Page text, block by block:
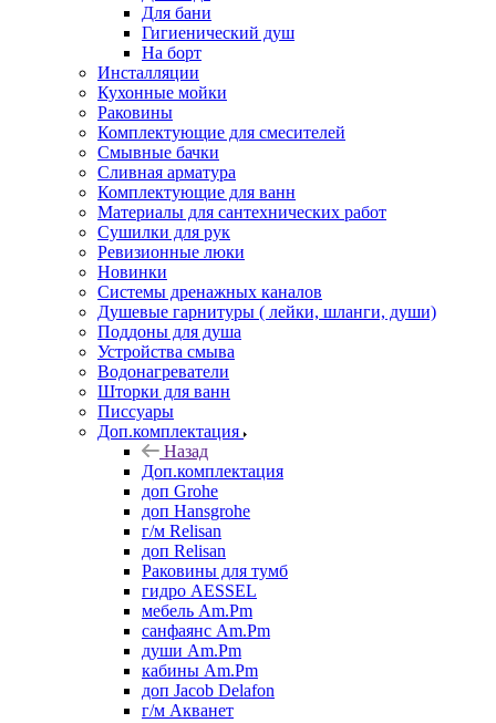
Для бани
Гигиенический душ
На борт
Инсталляции
Кухонные мойки
Раковины
Комплектующие для смесителей
Смывные бачки
Сливная арматура
Комплектующие для ванн
Материалы для сантехнических работ
Сушилки для рук
Ревизионные люки
Новинки
Системы дренажных каналов
Душевые гарнитуры ( лейки, шланги, души)
Поддоны для душа
Устройства смыва
Водонагреватели
Шторки для ванн
Писсуары
Доп.комплектация
Назад
Доп.комплектация
доп Grohe
доп Hansgrohe
г/м Relisan
доп Relisan
Раковины для тумб
гидро AESSEL
мебель Am.Pm
санфаянс Am.Pm
души Am.Pm
кабины Am.Pm
доп Jacob Delafon
г/м Акванет